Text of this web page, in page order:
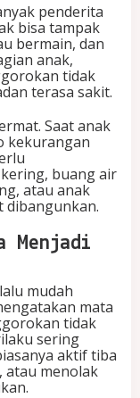
penderita
bisa tampak
bermain, dan
anak,
tidak
terasa sakit.
Saat anak
kekurangan
buang air
atau anak
dibangunkan.
Menjadi
mudah
mata
tidak
sering
aktif tiba
atau menolak